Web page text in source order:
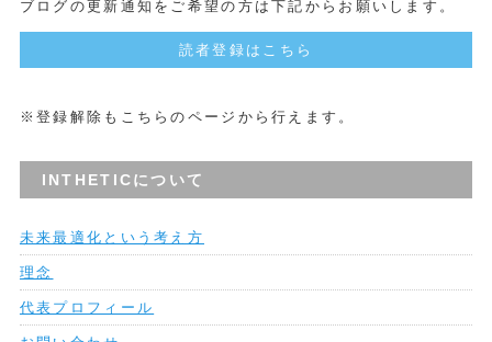
ブログの更新通知をご希望の方は下記からお願いします。
読者登録はこちら
※登録解除もこちらのページから行えます。
INTHETICについて
未来最適化という考え方
理念
代表プロフィール